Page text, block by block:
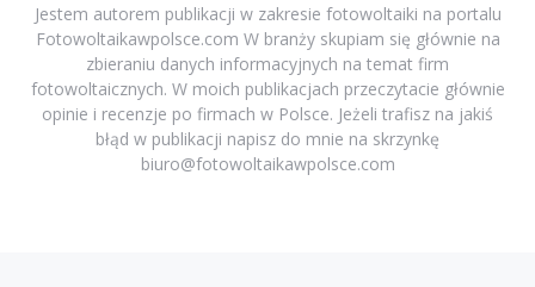
Jestem autorem publikacji w zakresie fotowoltaiki na portalu
Fotowoltaikawpolsce.com W branży skupiam się głównie na
zbieraniu danych informacyjnych na temat firm
fotowoltaicznych. W moich publikacjach przeczytacie głównie
opinie i recenzje po firmach w Polsce. Jeżeli trafisz na jakiś
błąd w publikacji napisz do mnie na skrzynkę
biuro@fotowoltaikawpolsce.com